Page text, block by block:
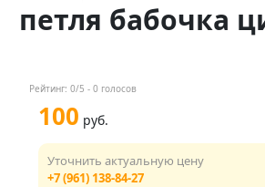
+7 (961)
петля бабочка
Рейтинг: 0/5 - 0 голосов
100 руб.
Уточнить актуальную цену
+7 (961) 138-84-27